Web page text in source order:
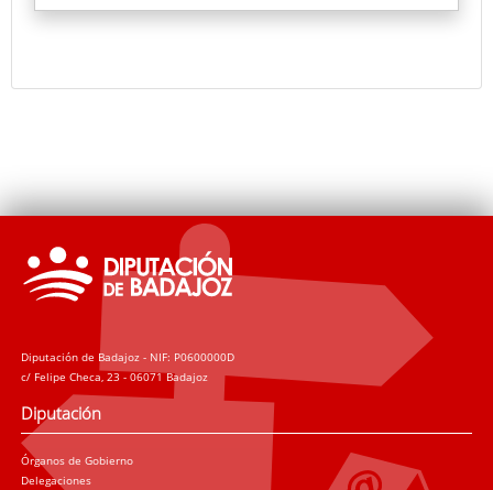
Diputación de Badajoz - NIF: P0600000D
c/ Felipe Checa, 23 - 06071 Badajoz
Diputación
Órganos de Gobierno
Delegaciones